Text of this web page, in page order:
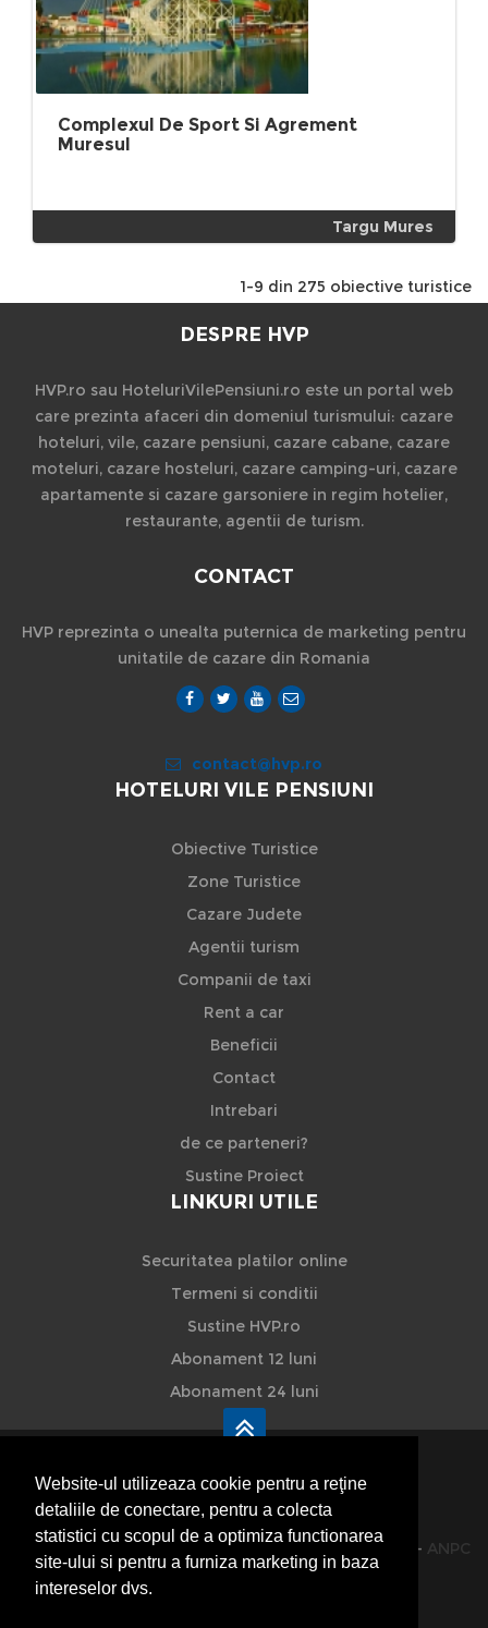
Website-ul utilizeaza cookie pentru a reţine
detaliile de conectare, pentru a colecta
statistici cu scopul de a optimiza functionarea
site-ului si pentru a furniza marketing in baza
intereselor dvs.
Complexul De Sport Si Agrement
Muresul
Targu Mures
1-9 din 275 obiective turistice
DESPRE HVP
HVP.ro sau HoteluriVilePensiuni.ro este un portal web
care prezinta afaceri din domeniul turismului: cazare
hoteluri, vile, cazare pensiuni, cazare cabane, cazare
moteluri, cazare hosteluri, cazare camping-uri, cazare
apartamente si cazare garsoniere in regim hotelier,
restaurante, agentii de turism.
CONTACT
HVP reprezinta o unealta puternica de marketing pentru
unitatile de cazare din Romania
contact@hvp.ro
HOTELURI VILE PENSIUNI
Obiective Turistice
Zone Turistice
Cazare Judete
Agentii turism
Companii de taxi
Rent a car
Beneficii
Contact
Intrebari
de ce parteneri?
Sustine Proiect
LINKURI UTILE
Securitatea platilor online
Termeni si conditii
Sustine HVP.ro
Abonament 12 luni
Abonament 24 luni
HVP - Hoteluri Vile Pensiuni
© 2014-2026 Powered byVilonMedia&TekaBility - ANPC
SOL